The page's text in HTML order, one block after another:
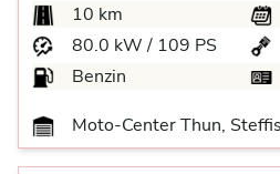
10 km
80.0 kW / 109 PS
Benzin
Moto-Center Thun,